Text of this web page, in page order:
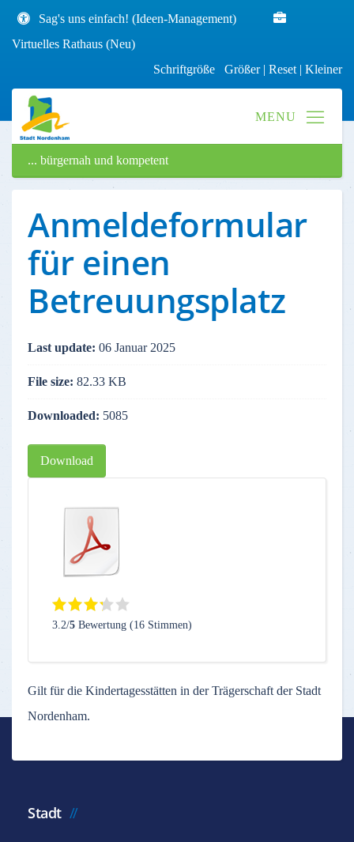
Sag's uns einfach! (Ideen-Management)
Virtuelles Rathaus (Neu)
Schriftgröße Größer| Reset | Kleiner
... bürgernah und kompetent
Anmeldeformular
für einen
Betreuungsplatz
Last update: 06 Januar 2025
File size: 82.33 KB
Downloaded: 5085
Download
3.2/5 Bewertung (16 Stimmen)
Gilt für die Kindertagesstätten in der Trägerschaft der Stadt
Nordenham.
Stadt